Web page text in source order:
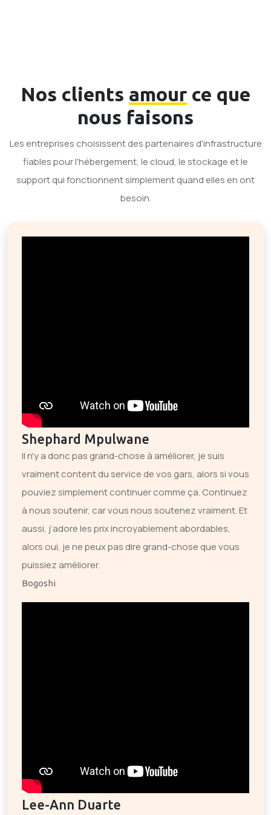
Nos clients amour ce que
nous faisons
Les entreprises choisissent des partenaires d'infrastructure
fiables pour l'hébergement, le cloud, le stockage et le
support qui fonctionnent simplement quand elles en ont
besoin.
Shephard Mpulwane
Il n'y a donc pas grand-chose à améliorer, je suis
vraiment content du service de vos gars, alors si vous
pouviez simplement continuer comme ça. Continuez
à nous soutenir, car vous nous soutenez vraiment. Et
aussi, j’adore les prix incroyablement abordables,
alors oui, je ne peux pas dire grand-chose que vous
puissiez améliorer.
Bogoshi
Lee-Ann Duarte